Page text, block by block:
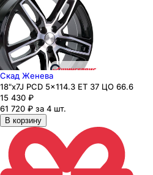
Скад Женева
18"x7J PCD 5x114.3 ЕТ 37 ЦО 66.6
15 430 ₽
61 720 ₽ за 4 шт.
В корзину